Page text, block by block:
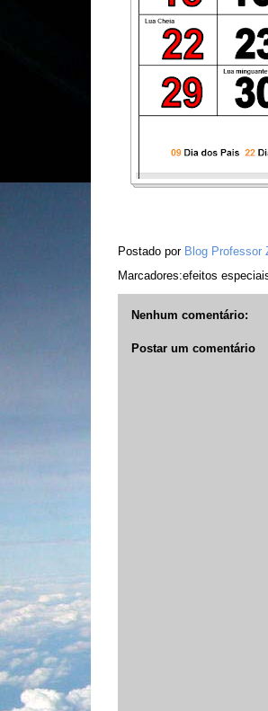
Postado por Blog Professor
Marcadores:efeitos
Nenhum comentário:
Postar um comentário